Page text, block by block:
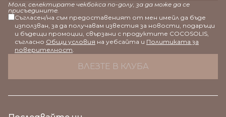
Моля, селектирате чекбокса по-долу, за да може да се
присъедините.
Съгласен/на съм предоставеният от мен имейл да бъде
използван, за да получавам известия за новости, подаръци
и бъдещи промоции, свързани с продуктите COCOSOLIS,
съгласно Общи условия на уебсайта и Политиката за
поверителност.